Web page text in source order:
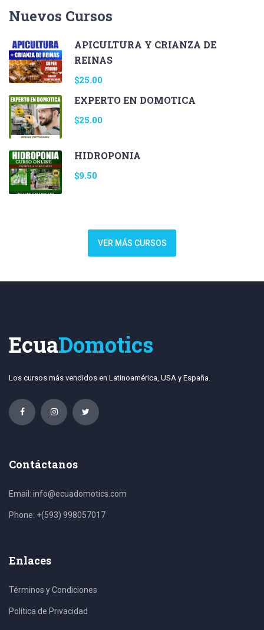
Nuevos Cursos
APICULTURA Y CRIANZA DE
REINAS
$25.00
EXPERTO EN DOMOTICA
$25.00
HIDROPONIA
$9.50
VER MÁS CURSOS
EcuaDomotics
Los cursos más vendidos en Latinoamérica, USA y España.
Contáctanos
Email: info@ecuadomotics.com
Phone: +(593) 998057017
Enlaces
Términos y Condiciones
Política de Privacidad